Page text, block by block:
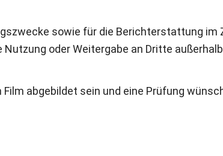
sowie für die Berichterstattung
Nutzung oder Weitergabe an Dritte
abgebildet sein und eine Prüfung